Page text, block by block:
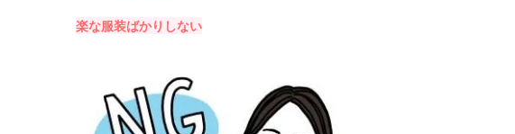
楽な服装ばかりしない